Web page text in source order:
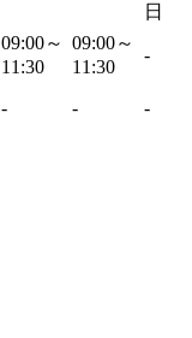
日
09:00～
11:30
09:00～
11:30
-
- - -